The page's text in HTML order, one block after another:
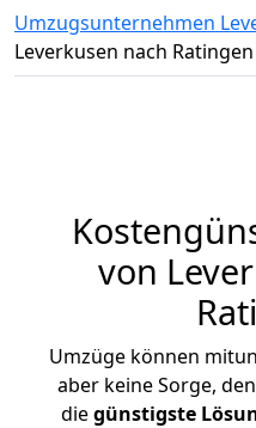
Umzugsunternehmen
Leverkusen nach Ratingen
von
Umzüge können
aber keine Sorge,
diegünstigste